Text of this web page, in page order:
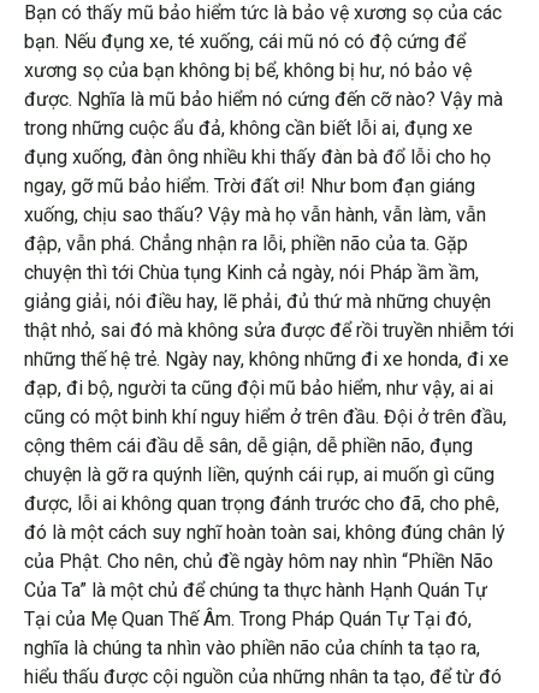
Bạn có thấy mũ bảo hiểm tức là bảo vệ xương sọ của các
bạn. Nếu đụng xe, té xuống, cái mũ nó có độ cứng để
xương sọ của bạn không bị bể, không bị hư, nó bảo vệ
được. Nghĩa là mũ bảo hiểm nó cứng đến cỡ nào? Vậy mà
trong những cuộc ẩu đả, không cần biết lỗi ai, đụng xe
đụng xuống, đàn ông nhiều khi thấy đàn bà đổ lỗi cho họ
ngay, gỡ mũ bảo hiểm. Trời đất ơi! Như bom đạn giáng
xuống, chịu sao thấu? Vậy mà họ vẫn hành, vẫn làm, vẫn
đập, vẫn phá. Chẳng nhận ra lỗi, phiền não của ta. Gặp
chuyện thì tới Chùa tụng Kinh cả ngày, nói Pháp ầm ầm,
giảng giải, nói điều hay, lẽ phải, đủ thứ mà những chuyện
thật nhỏ, sai đó mà không sửa được để rồi truyền nhiễm tới
những thế hệ trẻ. Ngày nay, không những đi xe honda, đi xe
đạp, đi bộ, người ta cũng đội mũ bảo hiểm, như vậy, ai ai
cũng có một binh khí nguy hiểm ở trên đầu. Đội ở trên đầu,
cộng thêm cái đầu dễ sân, dễ giận, dễ phiền não, đụng
chuyện là gỡ ra quýnh liền, quýnh cái rụp, ai muốn gì cũng
được, lỗi ai không quan trọng đánh trước cho đã, cho phê,
đó là một cách suy nghĩ hoàn toàn sai, không đúng chân lý
của Phật. Cho nên, chủ đề ngày hôm nay nhìn “Phiền Não
Của Ta” là một chủ để chúng ta thực hành Hạnh Quán Tự
Tại của Mẹ Quan Thế Âm. Trong Pháp Quán Tự Tại đó,
nghĩa là chúng ta nhìn vào phiền não của chính ta tạo ra,
hiểu thấu được cội nguồn của những nhân ta tạo, để từ đó